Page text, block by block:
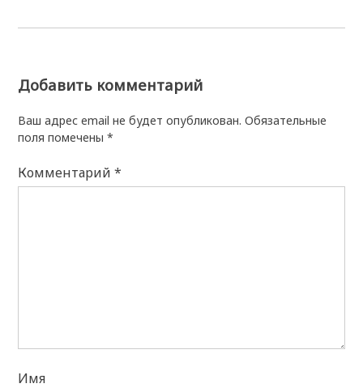
Добавить комментарий
Ваш адрес email не будет опубликован. Обязательные
поля помечены*
Комментарий*
Имя